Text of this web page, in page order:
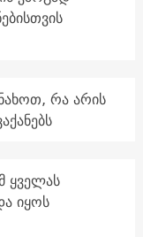
რა არის
ყველას
იყოს